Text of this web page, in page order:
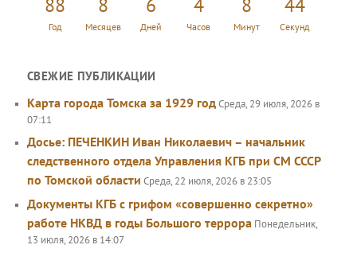
88
Год
8
Месяцев
6
Дней
4
Часов
8
Минут
45
Секунд
СВЕЖИЕ ПУБЛИКАЦИИ
Карта города Томска за 1929 годСреда, 29 июля, 2026 в
07:11
Досье: ПЕЧЕНКИН Иван Николаевич – начальник
следственного отдела Управления КГБ при СМ СССР
по Томской области Среда, 22 июля, 2026 в 23:05
Документы КГБ с грифом «совершенно секретно»
работе НКВД в годы Большого террора Понедельник,
13 июля, 2026 в 14:07